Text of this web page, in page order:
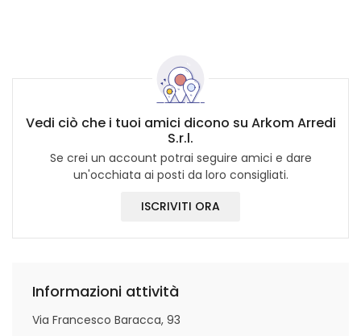
Vedi ciò che i tuoi amici dicono su Arkom Arredi
S.r.l.
Se crei un account potrai seguire amici e dare
un'occhiata ai posti da loro consigliati.
ISCRIVITI ORA
Informazioni attività
Via Francesco Baracca, 93